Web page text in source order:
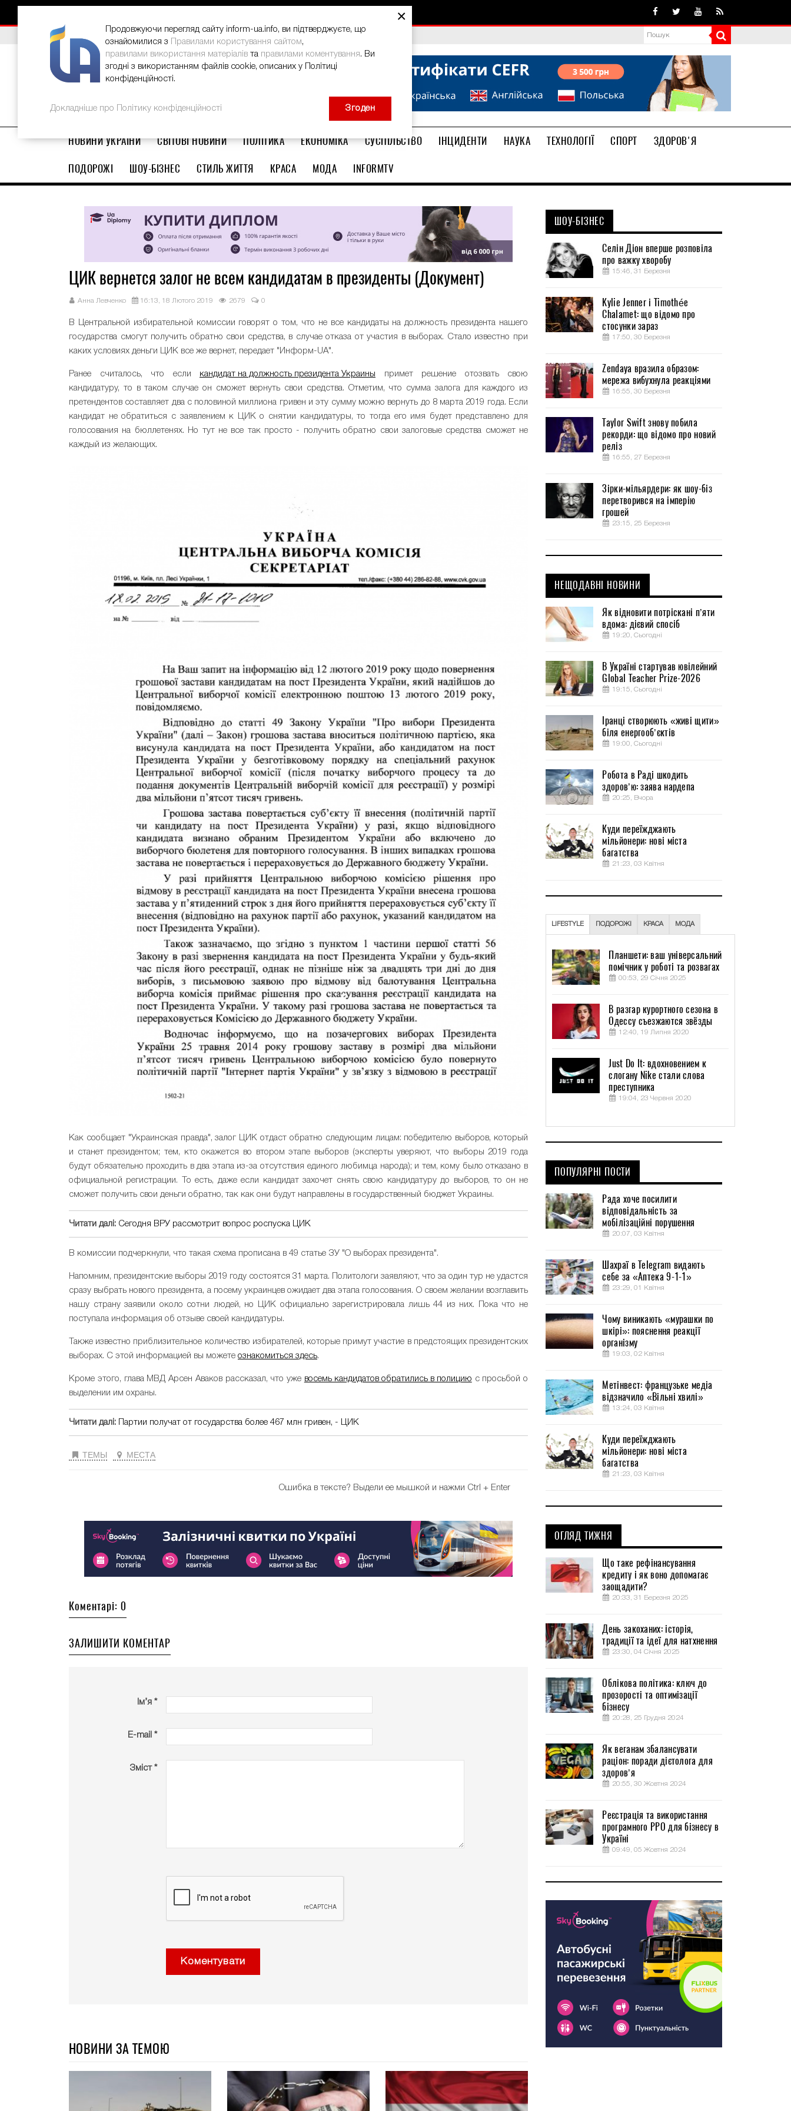
ВИБІР РЕДАКЦІЇ В Україні стартував ювілейний Global Teacher Prize-2026
НОВИНИ УКРАЇНИ СВІТОВІ НОВИНИ ПОЛІТИКА ЕКОНОМІКА СУСПІЛЬСТВО ІНЦИДЕНТИ НАУКА ТЕХНОЛОГІЇ СПОРТ
ЗДОРОВ'Я
ПОДОРОЖІ
ШОУ-БІЗНЕС СТИЛЬ ЖИТТЯ КРАСА МОДА INFORMTV
ЦИК вернется залог не всем кандидатам в президенты (Документ)
Анна Левченко 16:13, 18 Лютого 2019 2679 0
В Центральной избирательной комиссии говорят о том, что не все кандидаты на должность президента нашего
государства смогут получить обратно свои средства, в случае отказа от участия в выборах. Стало известно при
каких условиях деньги ЦИК все же вернет, передает "Информ-UA".
Ранее считалось, что если кандидат на должность президента Украины примет решение отозвать свою
кандидатуру, то в таком случае он сможет вернуть свои средства. Отметим, что сумма залога для каждого из
претендентов составляет два с половиной миллиона гривен и эту сумму можно вернуть до 8 марта 2019 года. Если
кандидат не обратиться с заявлением к ЦИК о снятии кандидатуры, то тогда его имя будет представлено для
голосования на бюллетенях. Но тут не все так просто - получить обратно свои залоговые средства сможет не
каждый из желающих.
Как сообщает "Украинская правда", залог ЦИК отдаст обратно следующим лицам: победителю выборов, который
и станет президентом; тем, кто окажется во втором этапе выборов (эксперты уверяют, что выборы 2019 года
будут обязательно проходить в два этапа из-за отсутствия единого любимца народа); и тем, кому было отказано в
официальной регистрации. То есть, даже если кандидат захочет снять свою кандидатуру до выборов, то он не
сможет получить свои деньги обратно, так как они будут направлены в государственный бюджет Украины.
Читати далі: Сегодня ВРУ рассмотрит вопрос роспуска ЦИК
В комиссии подчеркнули, что такая схема прописана в 49 статье ЗУ "О выборах президента".
Напомним, президентские выборы 2019 году состоятся 31 марта. Политологи заявляют, что за один тур не удастся
сразу выбрать нового президента, а посему украинцев ожидает два этапа голосования. О своем желании возглавить
нашу страну заявили около сотни людей, но ЦИК официально зарегистрировала лишь 44 из них. Пока что не
поступала информация об отзыве своей кандидатуры.
Также известно приблизительное количество избирателей, которые примут участие в предстоящих президентских
выборах. С этой информацией вы можете ознакомиться здесь.
Кроме этого, глава МВД Арсен Аваков рассказал, что уже восемь кандидатов обратились в полицию с просьбой о
выделении им охраны.
Читати далі: Партии получат от государства более 467 млн гривен, - ЦИК
ТЕМЫ МЕСТА
Ошибка в тексте? Выдели ее мышкой и нажми Ctrl + Enter
Коментарі: 0
ЗАЛИШИТИ КОМЕНТАР
Ім’я *
E-mail *
Зміст *
Коментувати
НОВИНИ ЗА ТЕМОЮ
ШОУ-БІЗНЕС
Селін Діон вперше розповіла
про важку хворобу
15:46, 31 Березня
Kylie Jenner і Timothée
Chalamet: що відомо про
стосунки зараз
17:50, 30 Березня
Zendaya вразила образом:
мережа вибухнула реакціями
16:55, 30 Березня
Taylor Swift знову побила
рекорди: що відомо про новий
реліз
16:55, 27 Березня
Зірки-мільярдери: як шоу-біз
перетворився на імперію
грошей
23:15, 25 Березня
НЕЩОДАВНІ НОВИНИ
Як відновити потріскані п’яти
вдома: дієвий спосіб
19:20, Сьогодні
В Україні стартував ювілейний
Global Teacher Prize-2026
19:15, Сьогодні
Іранці створюють «живі щити»
біля енергооб’єктів
19:00, Сьогодні
Робота в Раді шкодить
здоров’ю: заява нардепа
20:25, Вчора
Куди переїжджають
мільйонери: нові міста
багатства
21:23, 03 Квітня
LIFESTYLE ПОДОРОЖІ КРАСА МОДА
Планшети: ваш універсальний
помічник у роботі та розвагах
00:53, 29 Січня 2025
В разгар курортного сезона в
Одессу съезжаются звёзды
12:40, 19 Липня 2020
Just Do It: вдохновением к
слогану Nike стали слова
преступника
19:04, 23 Червня 2020
ПОПУЛЯРНІ ПОСТИ
Рада хоче посилити
відповідальність за
мобілізаційні порушення
20:07, 03 Квітня
Шахраї в Telegram видають
себе за «Аптека 9-1-1»
23:29, 01 Квітня
Чому виникають «мурашки по
шкірі»: пояснення реакції
організму
19:03, 02 Квітня
Метінвест: французьке медіа
відзначило «Вільні хвилі»
13:24, 03 Квітня
Куди переїжджають
мільйонери: нові міста
багатства
21:23, 03 Квітня
ОГЛЯД ТИЖНЯ
Що таке рефінансування
кредиту і як воно допомагає
заощадити?
20:33, 31 Березня 2025
День закоханих: історія,
традиції та ідеї для натхнення
23:30, 04 Січня 2025
Облікова політика: ключ до
прозорості та оптимізації
бізнесу
20:28, 25 Грудня 2024
Як веганам збалансувати
раціон: поради дієтолога для
здоров’я
20:55, 30 Жовтня 2024
Реєстрація та використання
програмного РРО для бізнесу в
Україні
09:49, 05 Жовтня 2024
×
Продовжуючи перегляд сайту inform-ua.info, ви підтверджуєте, що
ознайомилися з
Правилами користування сайтом,
правилами використання матеріалів та правилами коментування. Ви
згодні з використанням файлів cookie, описаних у Політиці
конфіденційності.
Докладніше про Політику конфіденційності Згоден